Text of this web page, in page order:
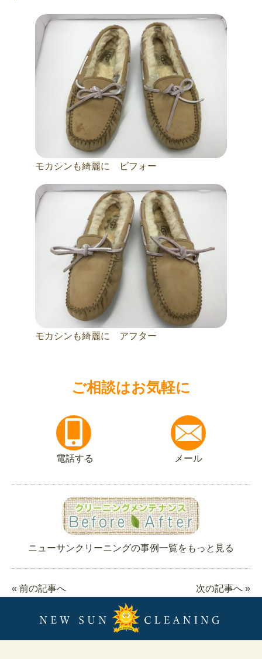
モカシンも綺麗に ビフォー
モカシンも綺麗に アフター
ご相談はお気軽に
電話する メール
ニューサンクリーニングの事例一覧をもっと見る
« 前の記事へ 次の記事へ »